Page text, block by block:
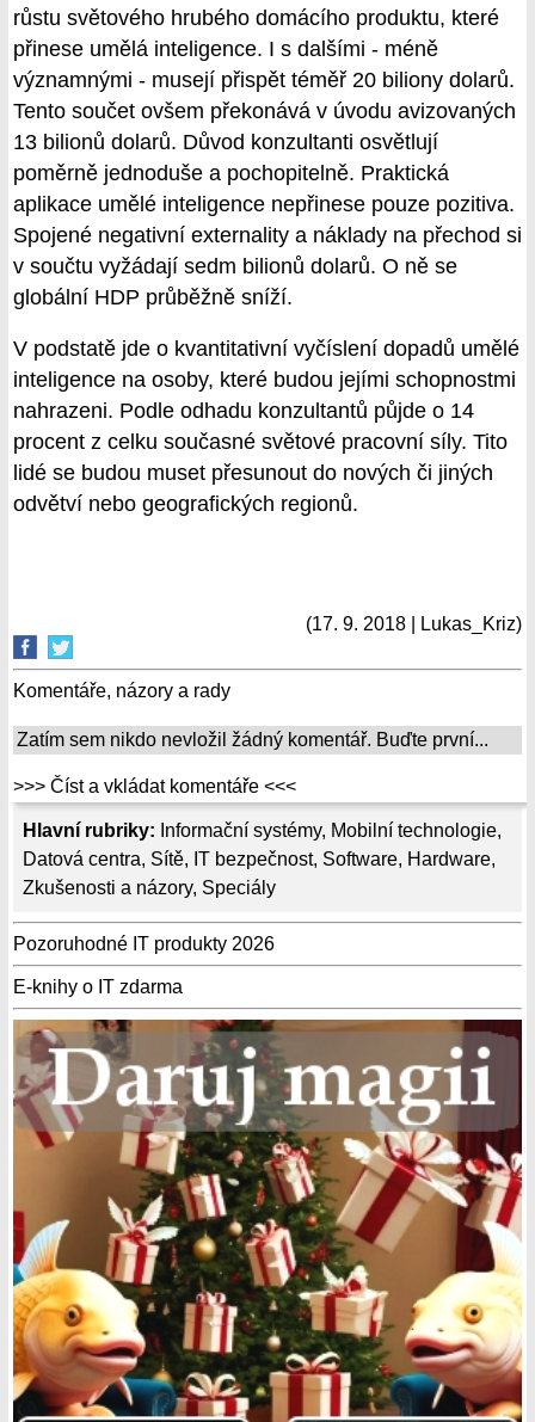
Hlavní rubriky: Informační systémy, Mobilní technologie,
Datová centra, Sítě, IT bezpečnost, Software, Hardware,
Zkušenosti a názory, Speciály
Pozoruhodné IT produkty 2026
E-knihy o IT zdarma
růstu světového hrubého domácího produktu, které
přinese umělá inteligence. I s dalšími - méně
významnými - musejí přispět téměř 20 biliony dolarů.
Tento součet ovšem překonává v úvodu avizovaných
13 bilionů dolarů. Důvod konzultanti osvětlují
poměrně jednoduše a pochopitelně. Praktická
aplikace umělé inteligence nepřinese pouze pozitiva.
Spojené negativní externality a náklady na přechod si
v součtu vyžádají sedm bilionů dolarů. O ně se
globální HDP průběžně sníží.
V podstatě jde o kvantitativní vyčíslení dopadů umělé
inteligence na osoby, které budou jejími schopnostmi
nahrazeni. Podle odhadu konzultantů půjde o 14
procent z celku současné světové pracovní síly. Tito
lidé se budou muset přesunout do nových či jiných
odvětví nebo geografických regionů.
(17. 9. 2018 | Lukas_Kriz)
Komentáře, názory a rady
Zatím sem nikdo nevložil žádný komentář. Buďte první...
>>> Číst a vkládat komentáře <<<